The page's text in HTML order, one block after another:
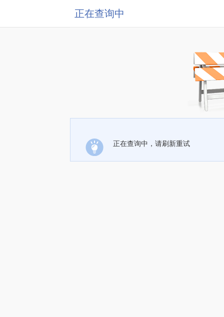
正在查询中
正在查询中，请刷新重试